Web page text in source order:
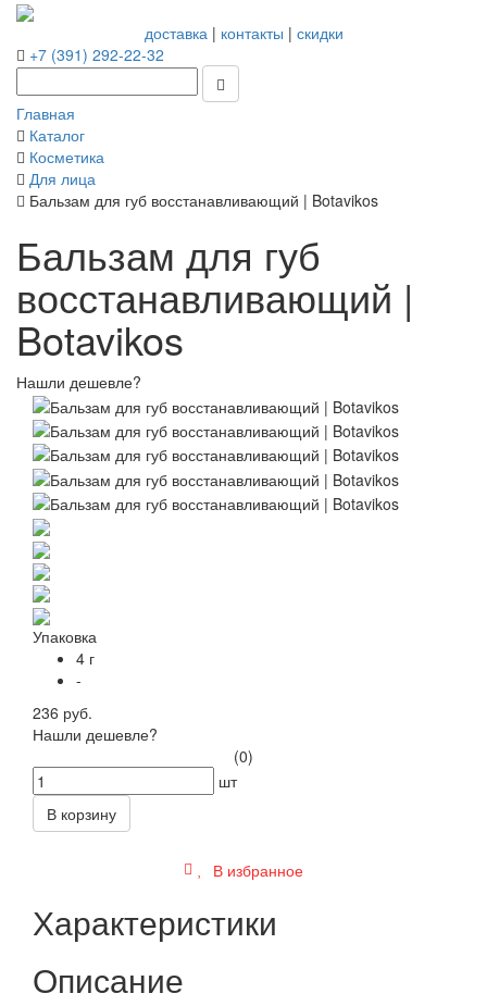
доставка| контакты | скидки
+7 (391) 292-22-32
Главная
Каталог
Косметика
Для лица
Бальзам для губ восстанавливающий | Botavikos
Бальзам для губ
восстанавливающий |
Botavikos
Нашли дешевле?
Упаковка
4 г
-
236 руб.
Нашли дешевле?
(0)
шт
В корзину
В избранное
Характеристики
Описание